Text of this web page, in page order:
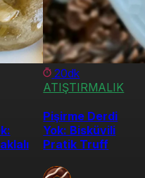
20dk
ATIŞTIRMALIK
Pişirme Derdi
Yok: Bisküvili
Pratik Truff